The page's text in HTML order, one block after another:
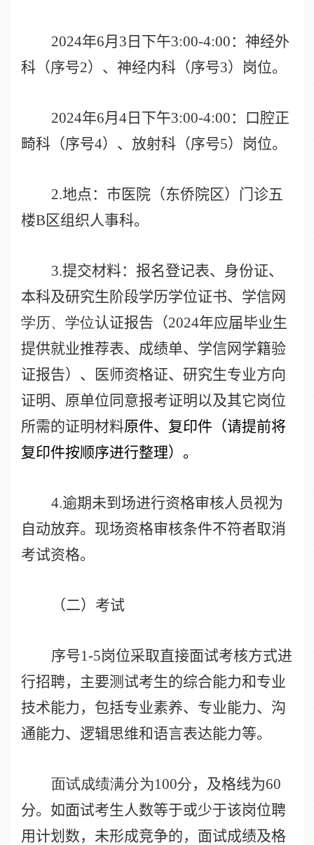
2024年6月 3 日下午3:00-4:00：神经外
科（序号2）、神经内科（序号3）岗位。
2024年6月 4 日下午3:00-4:00：口腔正
畸科（序号4）、放射科（序号5）岗位。
2.地点：市医院（东侨院区）门诊五
楼B区组织人事科。
3.提交材料：报名登记表、身份证、
本科及研究生阶段学历学位证书、学信网
学历、学位认证报告（2024年应届毕业生
提供就业推荐表、成绩单、学信网学籍验
证报告）、
医师资格证、 研究生专业方向
证明、 原单位同意报考证明以及其它岗位
所需的证明材料原件、复印件（请提前将
复印件按顺序进行整理）。
4.逾期未到场进行资格审核人员视为
自动放弃。现场资格审核条件不符者取消
考试资格。
（二）考试
序号1-5岗位采取直接面试考核方式进
行招聘，主要测试考生的综合能力和专业
技术能力，包括专业素养、专业能力、沟
通能力、逻辑思维和语言表达能力等。
面试成绩满分为100分，及格线为60
分。如面试考生人数等于或少于该岗位聘
用计划数，未形成竞争的，面试成绩及格